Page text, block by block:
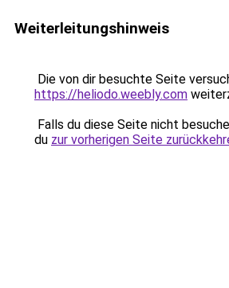
Weiterleitungshinweis
Die von dir besuchte Seite
https://heliodo.weebly.com
Falls du diese Seite nicht
du zur vorherigen Seite